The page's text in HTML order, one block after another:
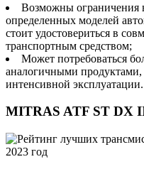
Возможны ограничения
определенных моделей
стоит удостовериться в
транспортным средством;
Может потребоваться
аналогичными
интенсивной эксплуатации.
MITRAS ATF ST DX